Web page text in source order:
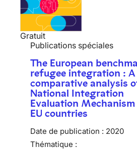
Gratuit
Publications spéciales
The European
refugee integration : A
comparative analysis
National Integration
Evaluation Mechanism
EU countries
Date de publication : 2020
Thématique :